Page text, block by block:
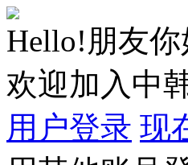
Hello!朋友你
欢迎加入中
用户登录 现